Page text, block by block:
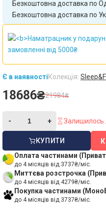
Безкоштовна доставка по
Є в наявностіКолекція:
18686₴21984₴
КУПИТИ
Оплата частинами
до 4 місяців від 3737₴/міс.
Миттєва розстрочка
до 4 місяців від 4279₴/міс.
Покупка частинами
до 4 місяців від 3737₴/міс.